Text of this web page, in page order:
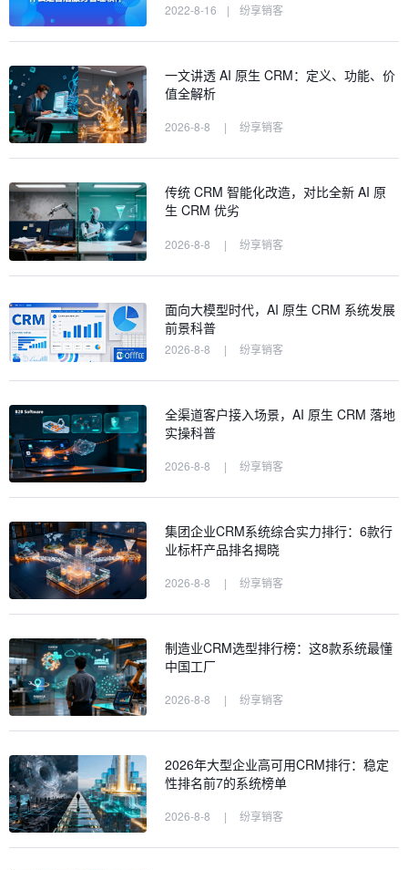
2022-8-16 | 纷享销客
一文讲透 AI 原生 CRM：定义、功能、价
值全解析
2026-8-8 | 纷享销客
传统 CRM 智能化改造，对比全新 AI 原
生 CRM 优劣
2026-8-8 | 纷享销客
面向大模型时代，AI 原生 CRM 系统发展
前景科普
2026-8-8 | 纷享销客
全渠道客户接入场景，AI 原生 CRM 落地
实操科普
2026-8-8 | 纷享销客
集团企业CRM系统综合实力排行：6款行
业标杆产品排名揭晓
2026-8-8 | 纷享销客
制造业CRM选型排行榜：这8款系统最懂
中国工厂
2026-8-8 | 纷享销客
2026年大型企业高可用CRM排行：稳定
性排名前7的系统榜单
2026-8-8 | 纷享销客